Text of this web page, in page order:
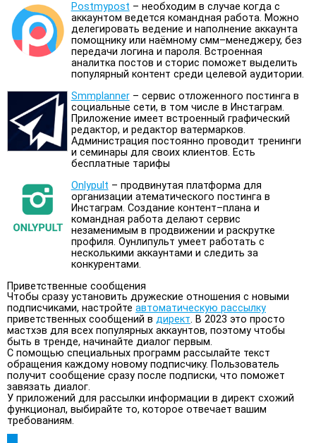
Postmypost – необходим в случае когда с
аккаунтом ведется командная работа. Можно
делегировать ведение и наполнение аккаунта
помощнику или наёмному смм–менеджеру, без
передачи логина и пароля. Встроенная
аналитка постов и сторис поможет выделить
популярный контент среди целевой аудитории.
Smmplanner– сервис отложенного постинга в
социальные сети, в том числе в Инстаграм.
Приложение имеет встроенный графический
редактор, и редактор ватермарков.
Администрация постоянно проводит тренинги
и семинары для своих клиентов. Есть
бесплатные тарифы
Onlypult – продвинутая платформа для
организации атематического постинга в
Инстаграм. Создание контент–плана и
командная работа делают сервис
незаменимым в продвижении и раскрутке
профиля. Оунлипульт умеет работать с
несколькими аккаунтами и следить за
конкурентами.
Приветственные сообщения
Чтобы сразу установить дружеские отношения с новыми
подписчиками, настройте автоматическую рассылку
приветственных сообщений в директ. В 2023 это просто
мастхэв для всех популярных аккаунтов, поэтому чтобы
быть в тренде, начинайте диалог первым.
С помощью специальных программ рассылайте текст
обращения каждому новому подписчику. Пользователь
получит сообщение сразу после подписки, что поможет
завязать диалог.
У приложений для рассылки информации в директ схожий
функционал, выбирайте то, которое отвечает вашим
требованиям.